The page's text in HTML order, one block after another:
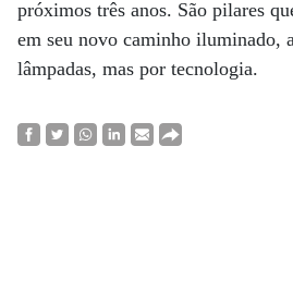
próximos três anos. São pilares
em seu novo caminho iluminado,
lâmpadas, mas por tecnologia.